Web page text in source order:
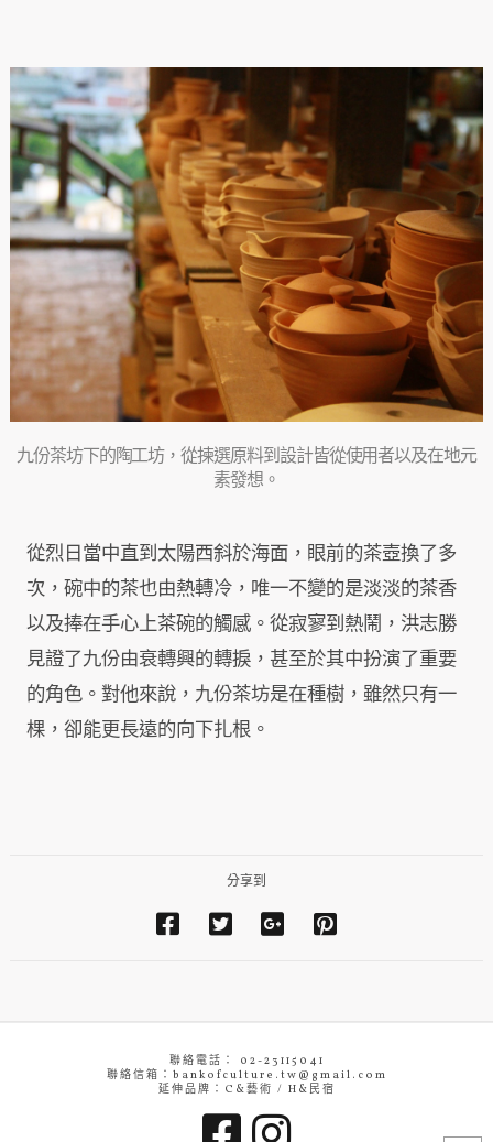
九份茶坊下的陶工坊，從揀選原料到設計皆從使用者以及在地元
素發想。
從烈日當中直到太陽西斜於海面，眼前的茶壺換了多
次，碗中的茶也由熱轉冷，唯一不變的是淡淡的茶香
以及捧在手心上茶碗的觸感。從寂寥到熱鬧，洪志勝
見證了九份由衰轉興的轉捩，甚至於其中扮演了重要
的角色。對他來說，九份茶坊是在種樹，雖然只有一
棵，卻能更長遠的向下扎根。
分享到
聯絡電話： 02-23115041
聯絡信箱：bankofculture.tw@gmail.com
延伸品牌：C&藝術 / H&民宿